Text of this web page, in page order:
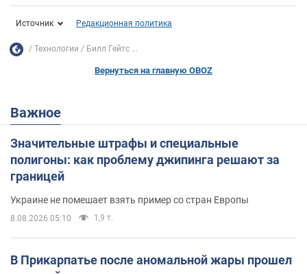
Источник Редакционная политика
Технологии Билл Гейтс ...
Вернуться на главную OBOZ
Важное
Значительные штрафы и специальные
полигоны: как проблему джипинга решают за
границей
Украине не помешает взять пример со стран Европы
8.08.2026 05:10 1,9 т.
В Прикарпатье после аномальной жары прошел